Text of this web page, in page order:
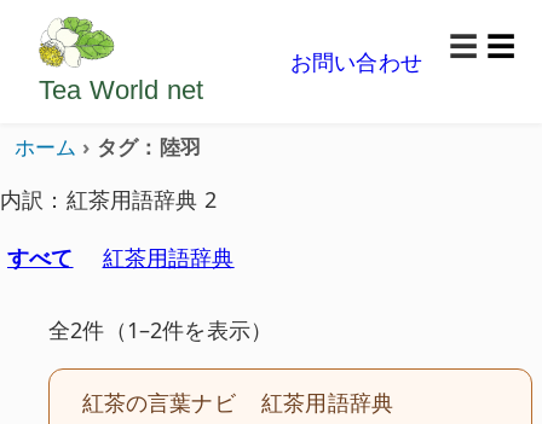
ようこそいらっしゃいました。どうぞごゆっくり楽
Tea World net
お問い合わせ
☰
ホーム タグ：陸羽
内訳：紅茶用語辞典 2
すべて
紅茶用語辞典
全2件（1–2件を表示）
紅茶の言葉ナビ
紅茶用語辞典